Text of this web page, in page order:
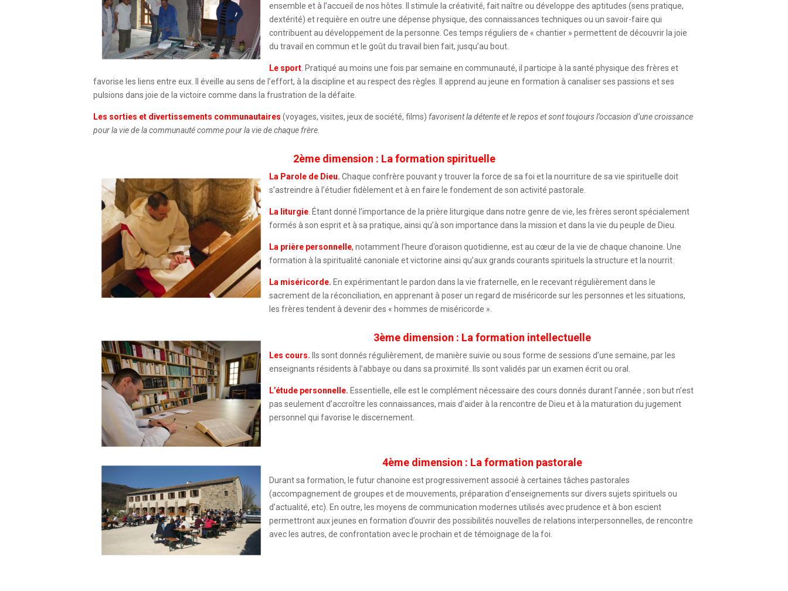
ensemble et à l’accueil de nos hôtes. Il stimule la créativité, fait naître ou développe des aptitudes (sens pratique,
dextérité) et requière en outre une dépense physique, des connaissances techniques ou un savoir-faire qui
contribuent au développement de la personne. Ces temps réguliers de « chantier » permettent de découvrir la joie
du travail en commun et le goût du travail bien fait, jusqu’au bout.
Le sport Pratiqué au moins une fois par semaine en communauté, il participe à la santé physique des frères et
favorise les liens entre eux. Il éveille au sens de l’effort, à la discipline et au respect des règles. Il apprend au jeune en formation à canaliser ses passions et ses
pulsions dans joie de la victoire comme dans la frustration de la défaite.
Les sorties et divertissements communautaires (voyages, visites, jeux de société, films) favorisent la détente et le repos et sont toujours l’occasion d’une croissance
pour la vie de la communauté comme pour la vie de chaque frère.
2ème dimension : La formation spirituelle
La Parole de Dieu. Chaque confrère pouvant y trouver la force de sa foi et la nourriture de sa vie spirituelle doit
s’astreindre à l’étudier fidèlement et à en faire le fondement de son activité pastorale.
La liturgie Étant donné l’importance de la prière liturgique dans notre genre de vie, les frères seront spécialement
formés à son esprit et à sa pratique, ainsi qu’à son importance dans la mission et dans la vie du peuple de Dieu.
La prière personnelle, notamment l’heure d’oraison quotidienne, est au cœur de la vie de chaque chanoine. Une
formation à la spiritualité canoniale et victorine ainsi qu’aux grands courants spirituels la structure et la nourrit.
La miséricorde. En expérimentant le pardon dans la vie fraternelle, en le recevant régulièrement dans le
sacrement de la réconciliation, en apprenant à poser un regard de miséricorde sur les personnes et les situations,
les frères tendent à devenir des « hommes de miséricorde ».
3ème dimension : La formation intellectuelle
Les cours. Ils sont donnés régulièrement, de manière suivie ou sous forme de sessions d’une semaine, par les
enseignants résidents à l’abbaye ou dans sa proximité. Ils sont validés par un examen écrit ou oral.
L’étude personnelle. Essentielle, elle est le complément nécessaire des cours donnés durant l’année ; son but n’est
pas seulement d’accroître les connaissances, mais d’aider à la rencontre de Dieu et à la maturation du jugement
personnel qui favorise le discernement.
4ème dimension : La formation pastorale
Durant sa formation, le futur chanoine est progressivement associé à certaines tâches pastorales
(accompagnement de groupes et de mouvements, préparation d’enseignements sur divers sujets spirituels ou
d’actualité, etc). En outre, les moyens de communication modernes utilisés avec prudence et à bon escient
permettront aux jeunes en formation d’ouvrir des possibilités nouvelles de relations interpersonnelles, de rencontre
avec les autres, de confrontation avec le prochain et de témoignage de la foi.